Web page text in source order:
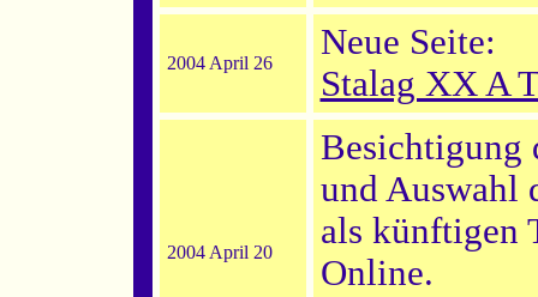
2004 April 26
Neue Seite:
Stalag XX A
2004 April 20
Besichtigung
und Auswahl
als künftigen
Online.